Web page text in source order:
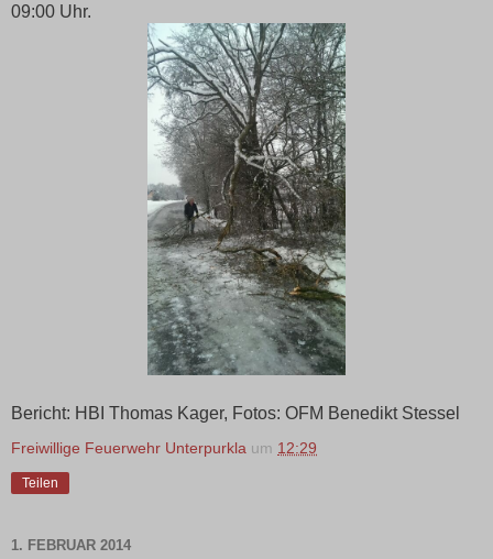
09:00 Uhr.
Bericht: HBI Thomas Kager, Fotos: OFM Benedikt Stessel
Freiwillige Feuerwehr Unterpurkla um 12:29
Teilen
1. FEBRUAR 2014